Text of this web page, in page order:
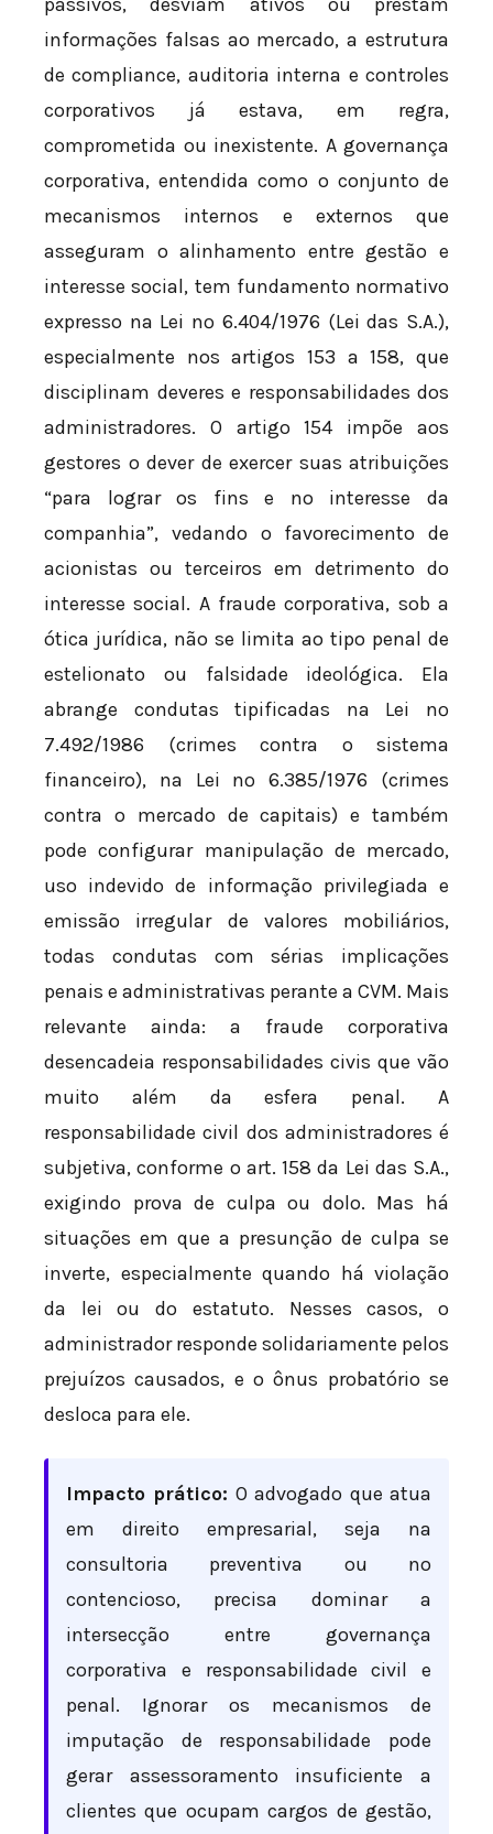
informações falsas ao mercado, a estrutura
de compliance, auditoria interna e controles
corporativos já estava, em regra,
comprometida ou inexistente. A governança
corporativa, entendida como o conjunto de
mecanismos internos e externos que
asseguram o alinhamento entre gestão e
interesse social, tem fundamento normativo
expresso na Lei nº 6.404/1976 (Lei das S.A.),
especialmente nos artigos 153 a 158, que
disciplinam deveres e responsabilidades dos
administradores. O artigo 154 impõe aos
gestores o dever de exercer suas atribuições
“para lograr os fins e no interesse da
companhia”, vedando o favorecimento de
acionistas ou terceiros em detrimento do
interesse social. A fraude corporativa, sob a
ótica jurídica, não se limita ao tipo penal de
estelionato ou falsidade ideológica. Ela
abrange condutas tipificadas na Lei nº
7.492/1986 (crimes contra o sistema
financeiro), na Lei nº 6.385/1976 (crimes
contra o mercado de capitais) e também
pode configurar manipulação de mercado,
uso indevido de informação privilegiada e
emissão irregular de valores mobiliários,
todas condutas com sérias implicações
penais e administrativas perante a CVM. Mais
relevante ainda: a fraude corporativa
desencadeia responsabilidades civis que vão
muito além da esfera penal. A
responsabilidade civil dos administradores é
subjetiva, conforme o art. 158 da Lei das S.A.,
exigindo prova de culpa ou dolo. Mas há
situações em que a presunção de culpa se
inverte, especialmente quando há violação
da lei ou do estatuto. Nesses casos, o
administrador responde solidariamente pelos
prejuízos causados, e o ônus probatório se
desloca para ele.
Impacto prático: O advogado que atua
em direito empresarial, seja na
consultoria preventiva ou no
contencioso, precisa dominar a
intersecção entre governança
corporativa e responsabilidade civil e
penal. Ignorar os mecanismos de
imputação de responsabilidade pode
gerar assessoramento insuficiente a
clientes que ocupam cargos de gestão,